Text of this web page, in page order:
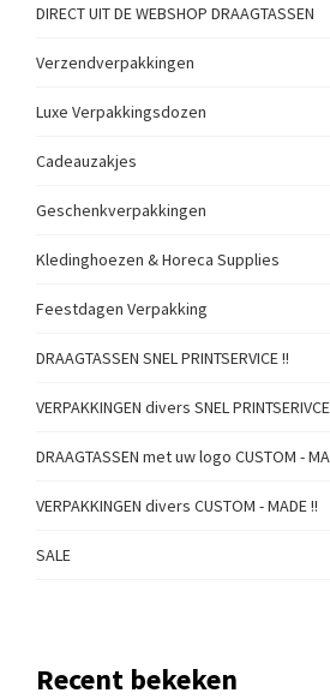
DIRECT UIT DE WEBSHOP DRAAGTASSEN
Verzendverpakkingen
Luxe Verpakkingsdozen
Cadeauzakjes
Geschenkverpakkingen
Kledinghoezen & Horeca Supplies
Feestdagen Verpakking
DRAAGTASSEN SNEL PRINTSERVICE !!
VERPAKKINGEN divers SNEL
DRAAGTASSEN met uw logo CUSTOM -
VERPAKKINGEN divers CUSTOM - MADE !!
SALE
Recent bekeken